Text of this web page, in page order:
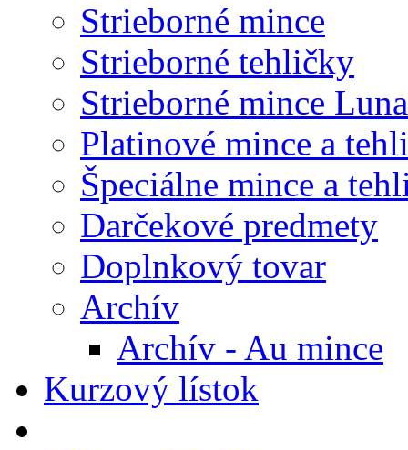
Strieborné mince
Strieborné tehličky
Strieborné mince
Platinové mince a
Špeciálne mince a
Darčekové predmety
Doplnkový tovar
Archív
Archív - Au mince
Kurzový lístok